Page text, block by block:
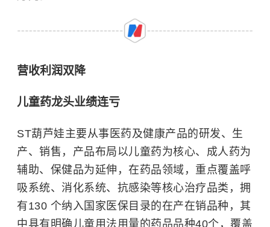
营收利润双降
儿童药龙头业绩连亏
ST葫芦娃主要从事医药及健康产品的研发、生
产、销售，产品布局以儿童药为核心、成人药为
辅助、保健品为延伸，在药品领域，重点覆盖呼
吸系统、消化系统、抗感染等核心治疗品类，拥
有130 个纳入国家医保目录的在产在销品种，其
中具有明确儿童用法用量的药品品种40个，覆盖